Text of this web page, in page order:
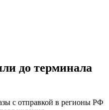
до терминала
с отправкой в регионы РФ